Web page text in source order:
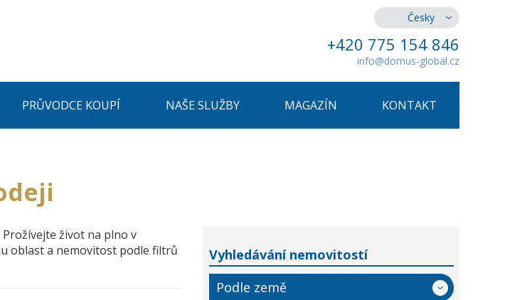
Česky
+420 775 154 846
info@domus-global.cz
PRŮVODCE KOUPÍ NAŠE SLUŽBY MAGAZÍN KONTAKT
život na plno v
oblast a nemovitost podle filtrů
Vyhledávání nemovitostí
Podle země